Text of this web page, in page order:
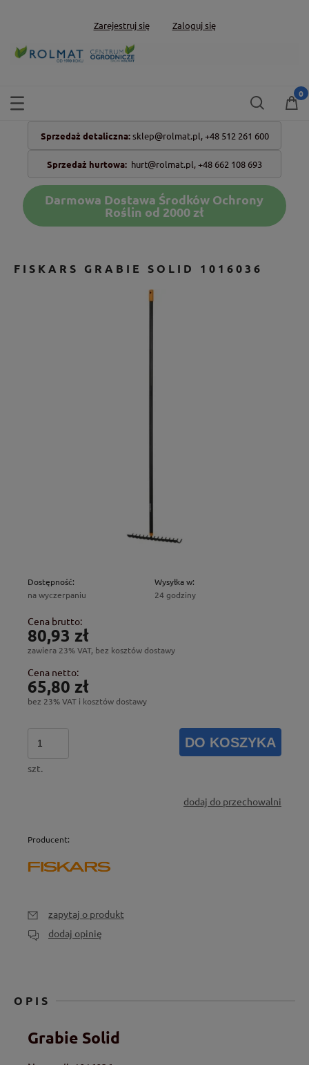
Zarejestruj się Zaloguj się
Sprzedaż detaliczna: sklep@rolmat.pl, +48 512 261 600
Sprzedaż hurtowa: hurt@rolmat.pl,+48 662 108 693
Darmowa Dostawa Środków Ochrony
Roślin od 2000 zł
FISKARS GRABIE SOLID 1016036
Dostępność:
na wyczerpaniu
Wysyłka w:
24 godziny
Cena brutto:
80,93 zł
zawiera 23% VAT, bez kosztów dostawy
Cena netto:
65,80 zł
bez 23% VAT i kosztów dostawy
szt.
DO KOSZYKA
dodaj do przechowalni
Producent:
zapytaj o produkt
dodaj opinię
OPIS
Grabie Solid